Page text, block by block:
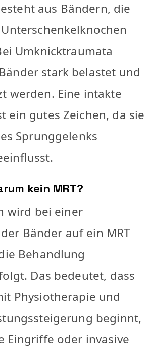
aus Bändern, die
Umknicktraumata
stark belastet und
werden. Eine intakte
ein gutes Zeichen, da sie
Sprunggelenks
kein MRT?
wird bei einer
Bänder auf ein MRT
Behandlung
Das bedeutet, dass
Physiotherapie und
beginnt,
Eingriffe oder invasive